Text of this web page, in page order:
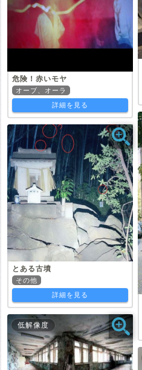
危険！赤いモヤ
オーブ、オーラ
詳細を見る
とある古墳
その他
詳細を見る
低解像度